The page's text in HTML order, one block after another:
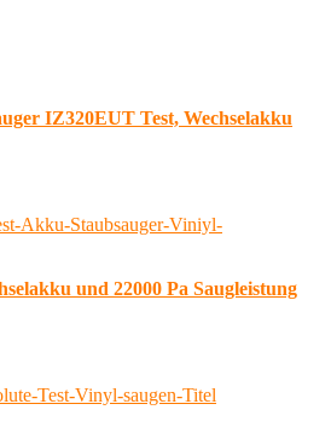
IZ320EUT Test, Wechselakku
und 22000 Pa Saugleistung